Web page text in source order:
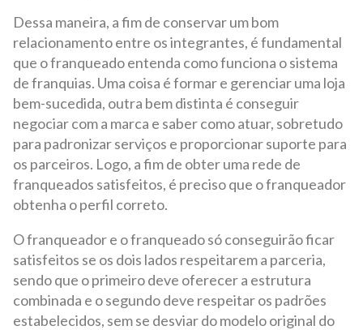
Dessa maneira, a fim de conservar um bom
relacionamento entre os integrantes, é fundamental
que o franqueado entenda como funciona o sistema
de franquias. Uma coisa é formar e gerenciar uma loja
bem-sucedida, outra bem distinta é conseguir
negociar com a marca e saber como atuar, sobretudo
para padronizar serviços e proporcionar suporte para
os parceiros. Logo, a fim de obter uma rede de
franqueados satisfeitos, é preciso que o franqueador
obtenha o perfil correto.
O franqueador e o franqueado só conseguirão ficar
satisfeitos se os dois lados respeitarem a parceria,
sendo que o primeiro deve oferecer a estrutura
combinada e o segundo deve respeitar os padrões
estabelecidos, sem se desviar do modelo original do